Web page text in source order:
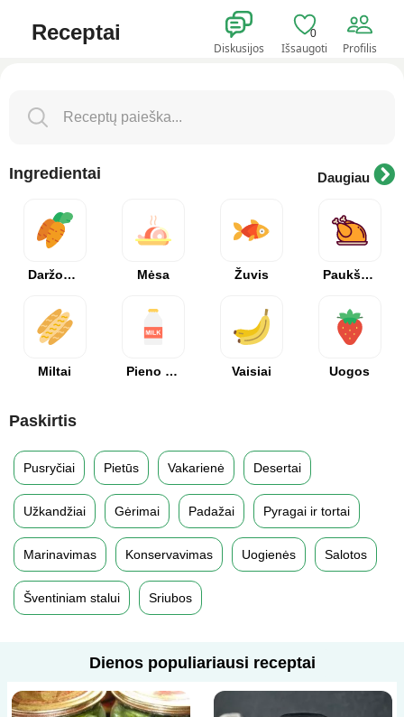
Receptai
Diskusijos
0
Išsaugoti Profilis
Ingredientai Daugiau
Daržovės Mėsa Žuvis Paukštiena
Miltai Pieno produktai Vaisiai Uogos
Paskirtis
Pusryčiai Pietūs Vakarienė Desertai
Užkandžiai Gėrimai Padažai Pyragai ir tortai
Marinavimas Konservavimas Uogienės Salotos
Šventiniam stalui Sriubos
Dienos populiariausi receptai